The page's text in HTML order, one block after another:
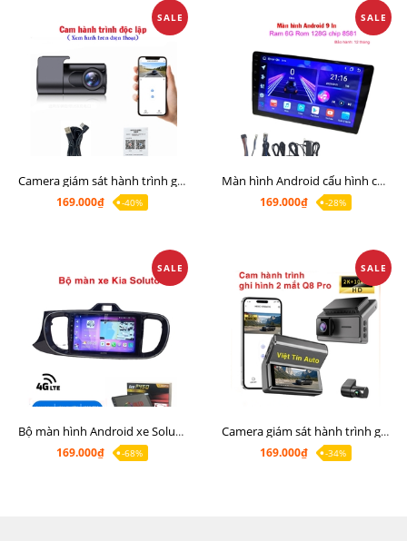
SALE
Camera giám sát hành trình giá rẻ, cam hành trình cho màn Android, cam hành trình kết nối điện thoại
169.000₫
-40%
SALE
Màn hình Android cấu hình cao Ram 6G Rom 128G chip 8 nhân 8581
169.000₫
-28%
SALE
Bộ màn hình Android xe Soluto, mặt dưỡng lắp màn hình Soluto kèm rắc zin
169.000₫
-68%
SALE
Camera giám sát hành trình ghi hình 2 mắt Q8 Pro độ phân giải 2K +1080P
169.000₫
-34%